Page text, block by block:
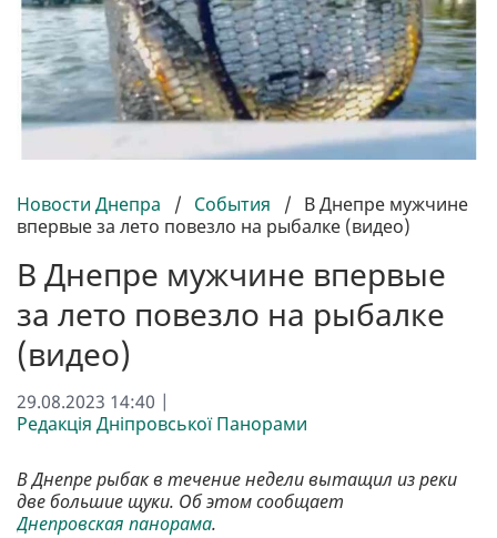
Новости Днепра / События / В Днепре мужчине
впервые за лето повезло на рыбалке (видео)
В Днепре мужчине впервые
за лето повезло на рыбалке
(видео)
29.08.2023 14:40 |
Редакція Дніпровської Панорами
В Днепре рыбак в течение недели вытащил из реки
две большие щуки. Об этом сообщает
Днепровская панорама.